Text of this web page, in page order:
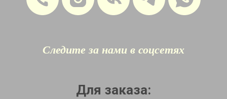
Следите за нами в соцсетях
Для заказа: